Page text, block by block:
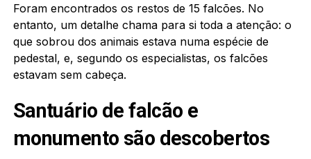
Foram encontrados os restos de 15 falcões. No
entanto, um detalhe chama para si toda a atenção: o
que sobrou dos animais estava numa espécie de
pedestal, e, segundo os especialistas, os falcões
estavam sem cabeça.
Santuário de falcão e
monumento são descobertos